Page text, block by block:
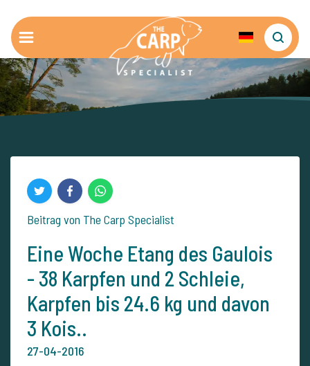
Beitrag von The Carp Specialist
Eine Woche Etang des Gaulois
- 38 Karpfen und 2 Schleie,
Karpfen bis 24.6 kg und davon
3 Kois..
27-04-2016